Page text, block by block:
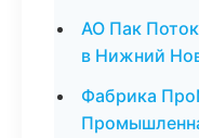
АО Пак
в Нижний
Фабрика